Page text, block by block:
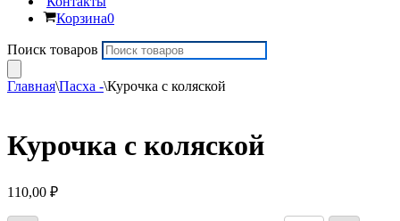
Корзина0
Поиск товаров
Главная\Пасха -\Курочка с коляской
Курочка с коляской
110,00 ₽